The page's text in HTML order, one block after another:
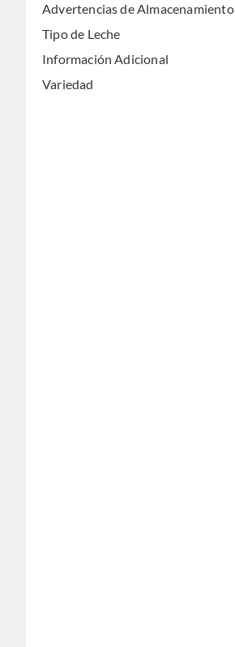
Advertencias de Almacenamiento
Tipo de Leche
Información Adicional
Variedad